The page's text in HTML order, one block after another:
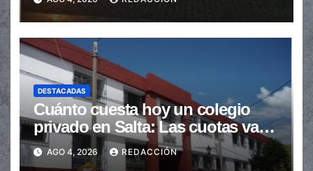
DESTACADAS
Cuánto cuesta hoy un colegio
privado en Salta: Las cuotas van
de $110.000 a más de $600.000
AGO 4, 2026 REDACCIÓN